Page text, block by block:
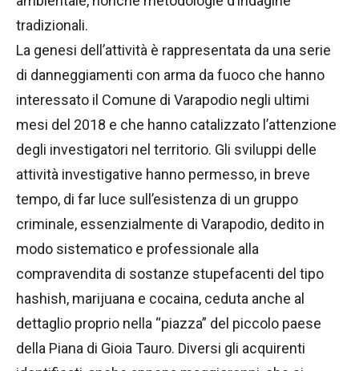
tradizionali.
La genesi dell’attività è rappresentata da una serie
di danneggiamenti con arma da fuoco che hanno
interessato il Comune di Varapodio negli ultimi
mesi del 2018 e che hanno catalizzato l’attenzione
degli investigatori nel territorio. Gli sviluppi delle
attività investigative hanno permesso, in breve
tempo, di far luce sull’esistenza di un gruppo
criminale, essenzialmente di Varapodio, dedito in
modo sistematico e professionale alla
compravendita di sostanze stupefacenti del tipo
hashish, marijuana e cocaina, ceduta anche al
dettaglio proprio nella “piazza” del piccolo paese
della Piana di Gioia Tauro. Diversi gli acquirenti